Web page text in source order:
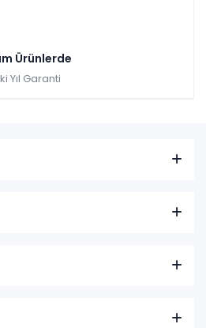
Ürünlerde
Yıl Garanti